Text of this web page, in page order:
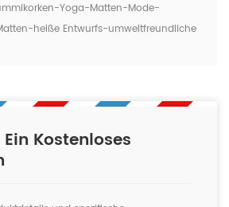
Yoga-Matten-Mode-
heiße Entwurfs-umweltfreundliche
Kostenloses